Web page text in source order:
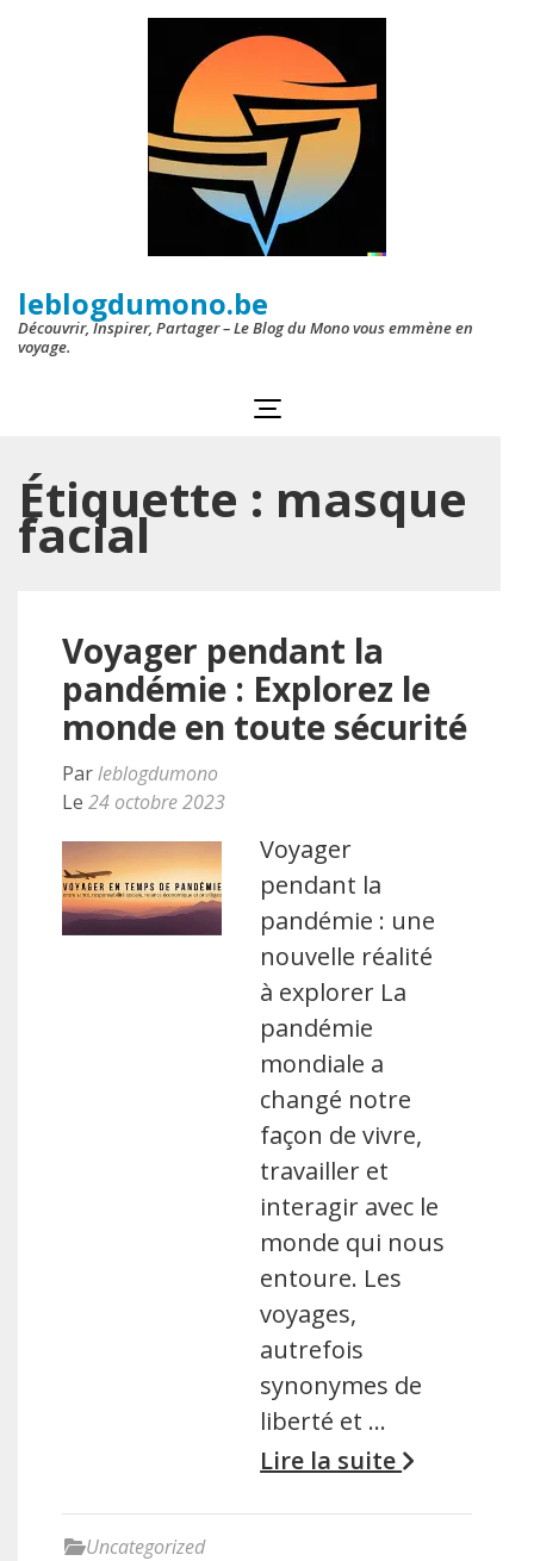
leblogdumono.be
Découvrir, Inspirer, Partager – Le Blog du Mono vous emmène en
voyage.
Étiquette : masque
facial
Voyager pendant la
pandémie : Explorez le
monde en toute sécurité
Parleblogdumono
Le 24 octobre 2023
Voyager
pendant la
pandémie : une
nouvelle réalité
à explorer La
pandémie
mondiale a
changé notre
façon de vivre,
travailler et
interagir avec le
monde qui nous
entoure. Les
voyages,
autrefois
synonymes de
liberté et …
Lire la suite
Uncategorized